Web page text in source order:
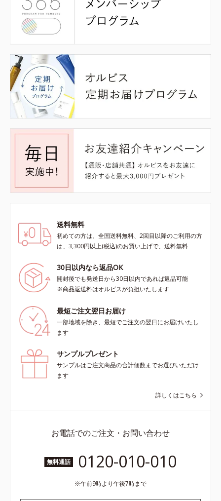
送料無料
初めての方は、全国送料無料、2回目以降のご利用の方
は、3,300円以上(税込)のお買い上げで、送料無料
30日以内なら返品OK
開封後でも発送日から30日以内であれば返品可能
※商品返送料はオルビスが負担いたします
最短ご注文翌日お届け
一部地域を除き、最短でご注文の翌日にお届けいたし
ます
サンプルプレゼント
サンプルはご注文商品の合計個数までお選びいただけ
ます
詳しくはこちら
お電話でのご注文・お問い合わせ
無料通話 0120-010-010
午前9時より午後7時まで